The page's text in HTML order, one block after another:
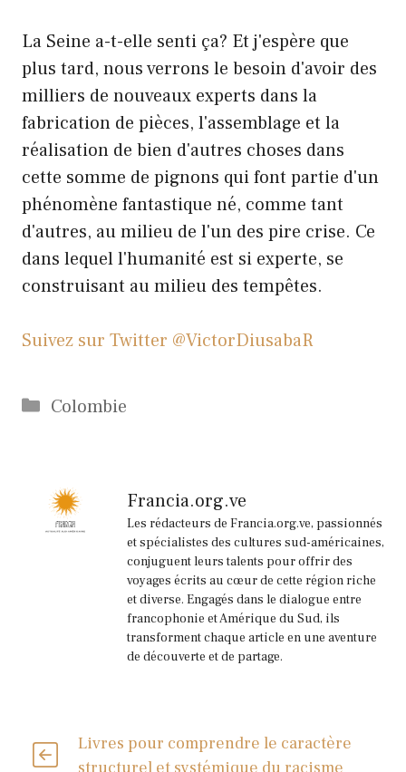
La Seine a-t-elle senti ça? Et j'espère que
plus tard, nous verrons le besoin d'avoir des
milliers de nouveaux experts dans la
fabrication de pièces, l'assemblage et la
réalisation de bien d'autres choses dans
cette somme de pignons qui font partie d'un
phénomène fantastique né, comme tant
d'autres, au milieu de l'un des pire crise. Ce
dans lequel l'humanité est si experte, se
construisant au milieu des tempêtes.
Suivez sur Twitter @VictorDiusabaR
Catégories
Colombie
Francia.org.ve
Les rédacteurs de Francia.org.ve, passionnés
et spécialistes des cultures sud-américaines,
conjuguent leurs talents pour offrir des
voyages écrits au cœur de cette région riche
et diverse. Engagés dans le dialogue entre
francophonie et Amérique du Sud, ils
transforment chaque article en une aventure
de découverte et de partage.
Livres pour comprendre le caractère